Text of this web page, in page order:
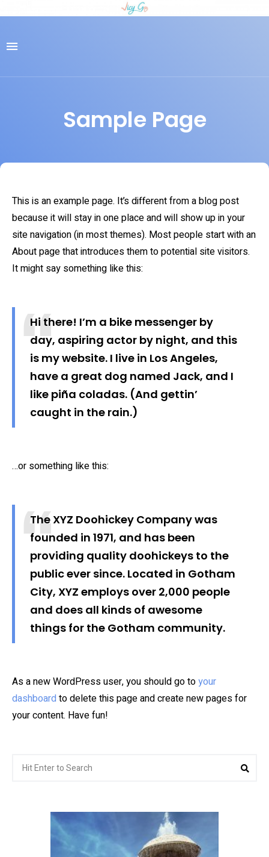
Sample Page
This is an example page. It’s different from a blog post
because it will stay in one place and will show up in your
site navigation (in most themes). Most people start with an
About page that introduces them to potential site visitors.
It might say something like this:
Hi there! I’m a bike messenger by
day, aspiring actor by night, and this
is my website. I live in Los Angeles,
have a great dog named Jack, and I
like piña coladas. (And gettin’
caught in the rain.)
…or something like this:
The XYZ Doohickey Company was
founded in 1971, and has been
providing quality doohickeys to the
public ever since. Located in Gotham
City, XYZ employs over 2,000 people
and does all kinds of awesome
things for the Gotham community.
As a new WordPress user, you should go toyour
dashboard to delete this page and create new pages for
your content. Have fun!
for: